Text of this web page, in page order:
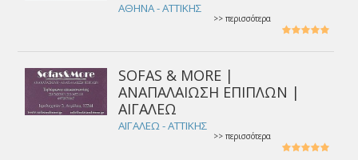
ΑΘΗΝΑ - ΑΤΤΙΚΗΣ
>> περισσότερα
SOFAS & MORE |
ΑΝΑΠΑΛΑΙΩΣΗ ΕΠΙΠΛΩΝ |
ΑΙΓΑΛΕΩ
ΑΙΓΑΛΕΩ - ΑΤΤΙΚΗΣ
>> περισσότερα